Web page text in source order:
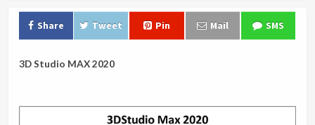
Share Tweet Pin Mail SMS
3D Studio MAX 2020